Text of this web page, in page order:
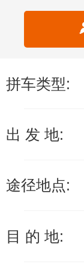
拼车类型:
出 发 地:
途径地点:
目 的 地: